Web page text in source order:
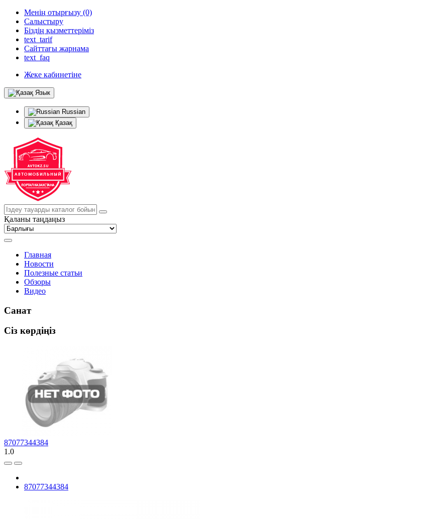
Менің отырғызу (0)
Салыстыру
Біздің қызметтеріміз
text_tarif
Сайттағы жарнама
text_faq
Жеке кабинетіне
Язык
Russian
Қазақ
Қаланы таңдаңыз
Главная
Новости
Полезные статьи
Обзоры
Видео
Санат
Сіз көрдіңіз
87077344384
1.0
87077344384